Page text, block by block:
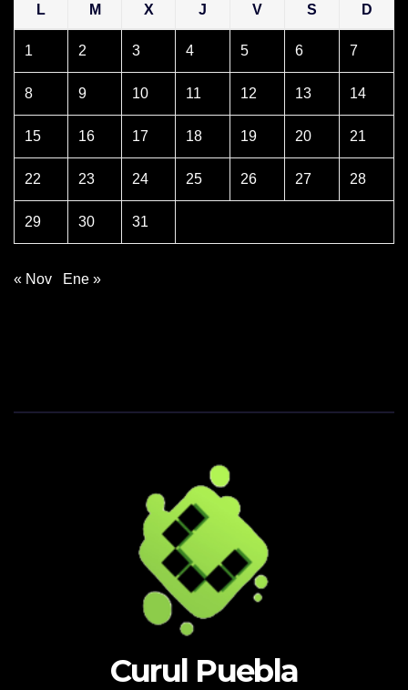
L M X J V S D
1 2 3 4 5 6 7
8 9 10 11 12 13 14
15 16 17 18 19 20 21
22 23 24 25 26 27 28
29 30 31
« Nov Ene »
Curul Puebla